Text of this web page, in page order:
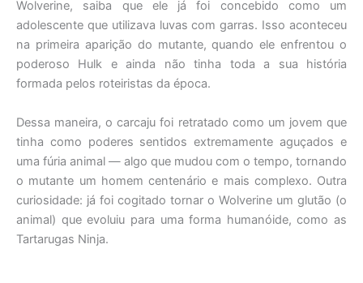
Wolverine, saiba que ele já foi concebido como um
adolescente que utilizava luvas com garras. Isso aconteceu
na primeira aparição do mutante, quando ele enfrentou o
poderoso Hulk e ainda não tinha toda a sua história
formada pelos roteiristas da época.
Dessa maneira, o carcaju foi retratado como um jovem que
tinha como poderes sentidos extremamente aguçados e
uma fúria animal — algo que mudou com o tempo, tornando
o mutante um homem centenário e mais complexo. Outra
curiosidade: já foi cogitado tornar o Wolverine um glutão (o
animal) que evoluiu para uma forma humanóide, como as
Tartarugas Ninja.